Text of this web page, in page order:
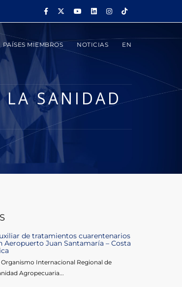
PAÍSES MIEMBROS NOTICIAS EN
LA SANIDAD
de tratamientos cuarentenarios
Aeropuerto Juan Santamaría – Costa
Organismo Internacional Regional de
Agropecuaria...